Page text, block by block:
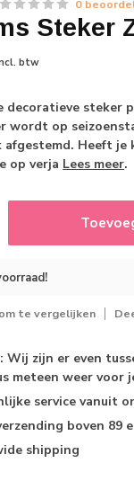
0
Steker
btw
decoratieve steker
wordt op
Heeft je
op verja Lees meer.
te vergelijken
Wij zijn er even
meteen weer voor
service vanuit
boven 89
shipping